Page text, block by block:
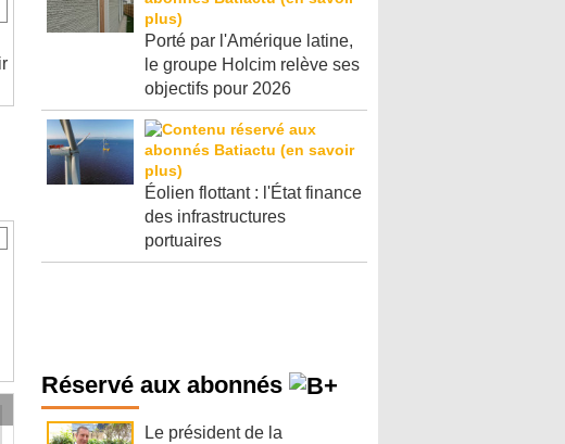
Porté par l'Amérique latine,
le groupe Holcim relève ses
objectifs pour 2026
Éolien flottant : l'État finance
des infrastructures
portuaires
Réservé aux abonnés
Le président de la